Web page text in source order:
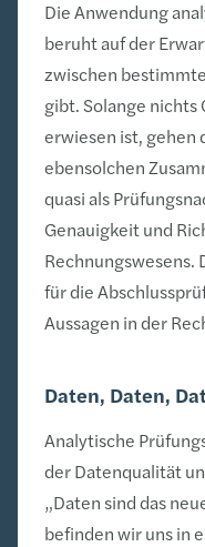
Die Anwendung
beruht auf der
zwischen
gibt. Solange
erwiesen ist, gehen
ebensolchen
quasi als
Genauigkeit und
Rechnungswesens.
für die
Aussagen in der
Daten, Daten,
Analytische
der Datenqualität
„Daten sind das
befinden wir uns in